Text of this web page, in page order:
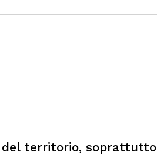
del territorio, soprattutto